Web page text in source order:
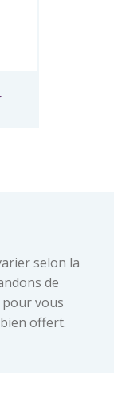
selon la
de
pour vous
offert.